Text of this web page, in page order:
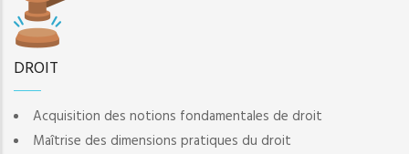
DROIT
Acquisition des notions fondamentales de droit
Maîtrise des dimensions pratiques du droit